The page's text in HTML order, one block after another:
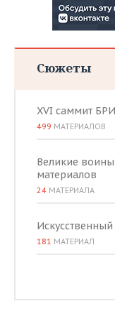
Сюжеты
XVI саммит
499 МАТЕРИАЛОВ
Великие воины
материалов
24 МАТЕРИАЛА
Искусственный
181 МАТЕРИАЛ